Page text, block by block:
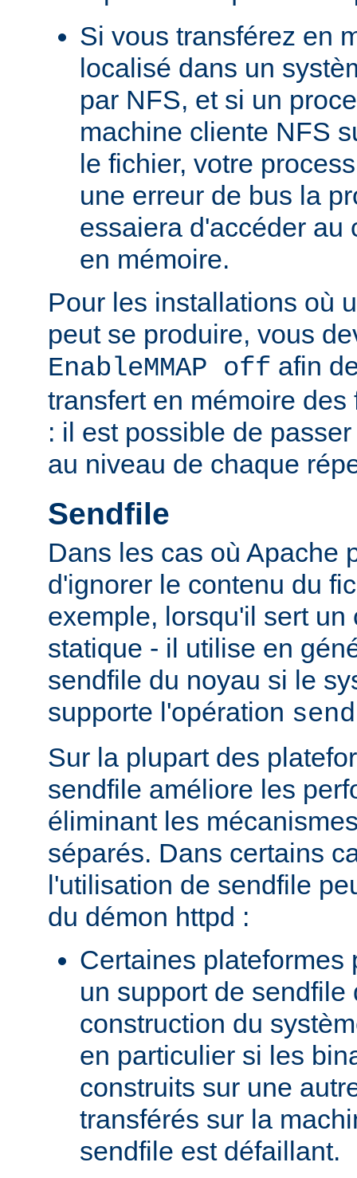
Si vous transférez en
localisé dans un
par NFS, et si un
machine cliente NFS
le fichier, votre
une erreur de bus la
essaiera d'accéder au
en mémoire.
Pour les installations où
peut se produire, vous
EnableMMAP off afin
transfert en mémoire
: il est possible de
au niveau de chaque
Sendfile
Dans les cas où Apache
d'ignorer le contenu du
exemple, lorsqu'il sert un
statique - il utilise en
sendfile du noyau si le
supporte l'opération
Sur la plupart des
sendfile améliore les
éliminant les
séparés. Dans certains
l'utilisation de sendfile
du démon httpd :
Certaines plateformes
un support de
construction du
en particulier si les
construits sur une
transférés sur la
sendfile est défaillant.